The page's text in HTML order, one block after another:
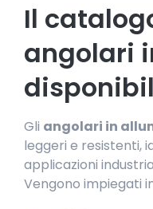
Il
angolari
Gli angolari in
leggeri e resistenti,
applicazioni
Vengono impiegati